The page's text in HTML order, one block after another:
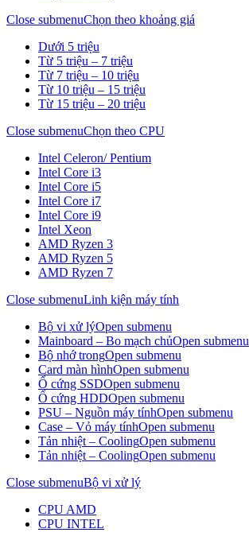
Close submenuChọn theo khoảng giá
Dưới 5 triệu
Từ 5 triệu – 7 triệu
Từ 7 triệu – 10 triệu
Từ 10 triệu – 15 triệu
Từ 15 triệu – 20 triệu
Close submenuChọn theo CPU
Intel Celeron/ Pentium
Intel Core i3
Intel Core i5
Intel Core i7
Intel Core i9
Intel Xeon
AMD Ryzen 3
AMD Ryzen 5
AMD Ryzen 7
Close submenuLinh kiện máy tính
Bộ vi xử lýOpen submenu
Mainboard – Bo mạch chủOpen submenu
Bộ nhớ trongOpen submenu
Card màn hìnhOpen submenu
Ổ cứng SSDOpen submenu
Ổ cứng HDDOpen submenu
PSU – Nguồn máy tínhOpen submenu
Case – Vỏ máy tínhOpen submenu
Tản nhiệt – CoolingOpen submenu
Tản nhiệt – CoolingOpen submenu
Close submenuBộ vi xử lý
CPU AMD
CPU INTEL